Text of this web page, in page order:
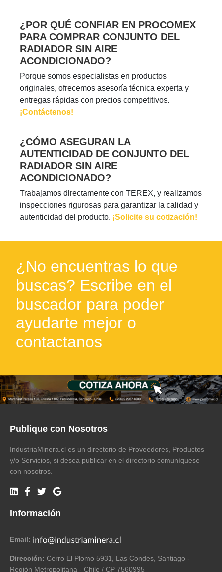
¿POR QUÉ CONFIAR EN PROCOMEX
PARA COMPRAR CONJUNTO DEL
RADIADOR SIN AIRE
ACONDICIONADO?
Porque somos especialistas en productos
originales, ofrecemos asesoría técnica experta y
entregas rápidas con precios competitivos.
¡Contáctenos!
¿CÓMO ASEGURAN LA
AUTENTICIDAD DE CONJUNTO DEL
RADIADOR SIN AIRE
ACONDICIONADO?
Trabajamos directamente con TEREX, y realizamos
inspecciones rigurosas para garantizar la calidad y
autenticidad del producto. ¡Solicite su cotización!
¿No encuentras lo que
buscas? Escribe en el
buscador para poder
ayudarte mejor o
contactanos
Publique con Nosotros
IndustriaMinera.cl es un directorio de Proveedores, Productos
y/o Servicios, si desea publicar en el directorio comuníquese
con nosotros.
Información
Email:
Dirección: Cerro El Plomo 5931, Las Condes, Santiago -
Región Metropolitana - Chile / CP 7560995